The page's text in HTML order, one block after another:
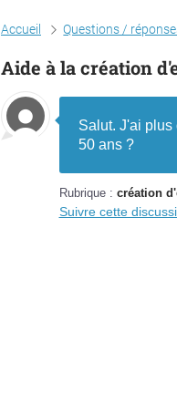
Accueil Questions /
Aide à la création
Salut. J'ai
50 ans ?
Rubrique : création
Suivre cette